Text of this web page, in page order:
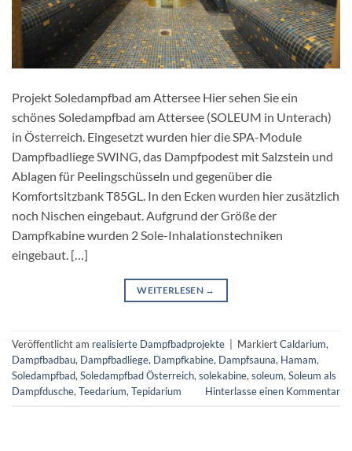
Projekt Soledampfbad am Attersee Hier sehen Sie ein
schönes Soledampfbad am Attersee (SOLEUM in Unterach)
in Österreich. Eingesetzt wurden hier die SPA-Module
Dampfbadliege SWING, das Dampfpodest mit Salzstein und
Ablagen für Peelingschüsseln und gegenüber die
Komfortsitzbank T85GL. In den Ecken wurden hier zusätzlich
noch Nischen eingebaut. Aufgrund der Größe der
Dampfkabine wurden 2 Sole-Inhalationstechniken
eingebaut. […]
WEITERLESEN →
Veröffentlicht am realisierte Dampfbadprojekte MarkiertCaldarium,
Dampfbadbau, Dampfbadliege, Dampfkabine, Dampfsauna, Hamam,
Soledampfbad, Soledampfbad Österreich, solekabine, soleum, Soleum als
Dampfdusche, Teedarium, Tepidarium Hinterlasse einen Kommentar